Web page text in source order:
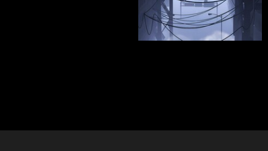
Anna Kirienko 95